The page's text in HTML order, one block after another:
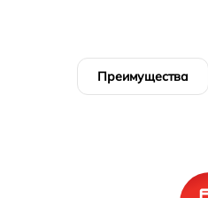
Преимущества